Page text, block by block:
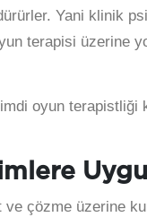
Yani klinik
terapisi üzerine
oyun terapistliği
çözme üzerine